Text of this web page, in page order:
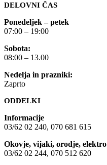
DELOVNI ČAS
Ponedeljek – petek
07:00 – 19:00
Sobota:
08:00 – 13.00
Nedelja in prazniki:
Zaprto
ODDELKI
Informacije
03/62 02 240, 070 681 615
Okovje, vijaki, orodje, elektro
03/62 02 244, 070 512 620